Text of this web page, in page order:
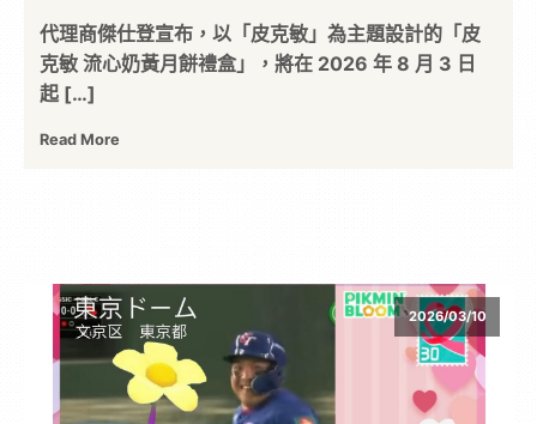
代理商傑仕登宣布，以「皮克敏」為主題設計的「皮
克敏 流心奶黃月餅禮盒」，將在 2026 年 8 月 3 日
起 […]
Read More
2026/03/10